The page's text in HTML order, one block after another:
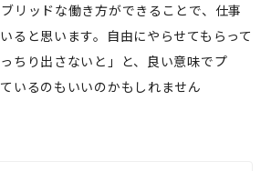
リッドな働き方ができることで、仕事
ると思います。自由にやらせてもらって
ちり出さないと」と、良い意味でプ
いるのもいいのかもしれません